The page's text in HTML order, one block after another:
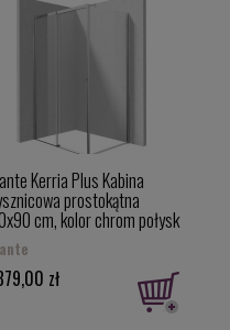
Kerria Plus Kabina
prostokątna
cm, kolor chrom połysk
zł